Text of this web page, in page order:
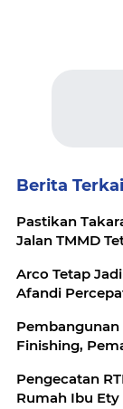
Berita
Pastikan
Jalan TMMD
Arco Tetap
Afandi
Pembangunan
Finishing,
Pengecatan
Rumah Ibu